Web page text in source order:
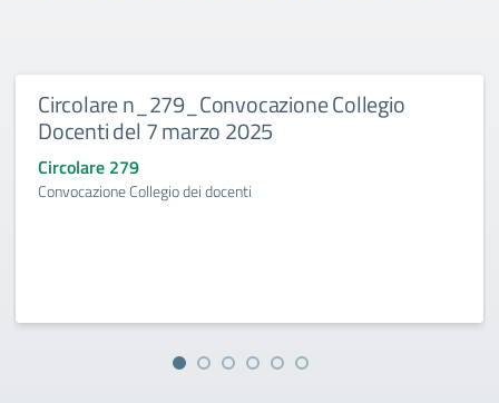
Circolare n_279_Convocazione Collegio
Docenti del 7 marzo 2025
Circolare 279
Convocazione Collegio dei docenti